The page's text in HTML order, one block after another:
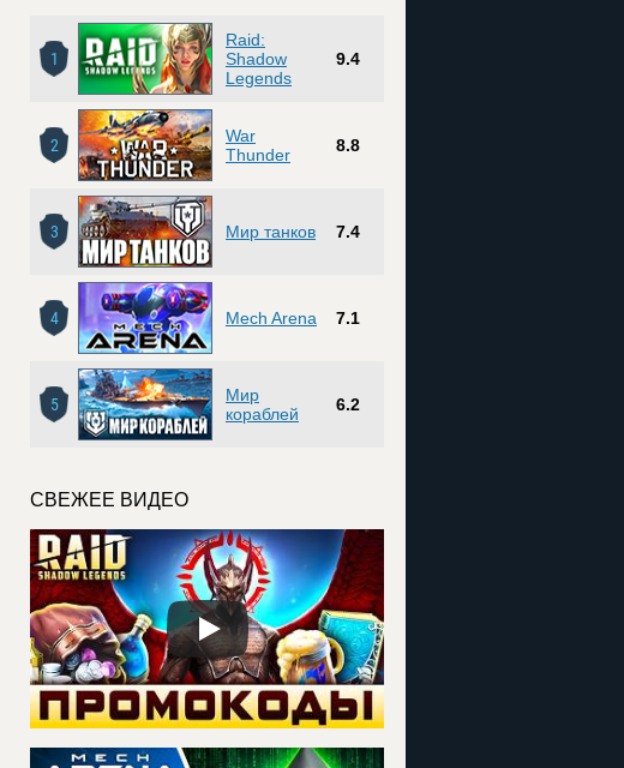
1
Raid:
Shadow
Legends
9.4
2
War
Thunder
8.8
3 Мир танков 7.4
4 Mech Arena 7.1
5
Мир
кораблей
6.2
СВЕЖЕЕ ВИДЕО